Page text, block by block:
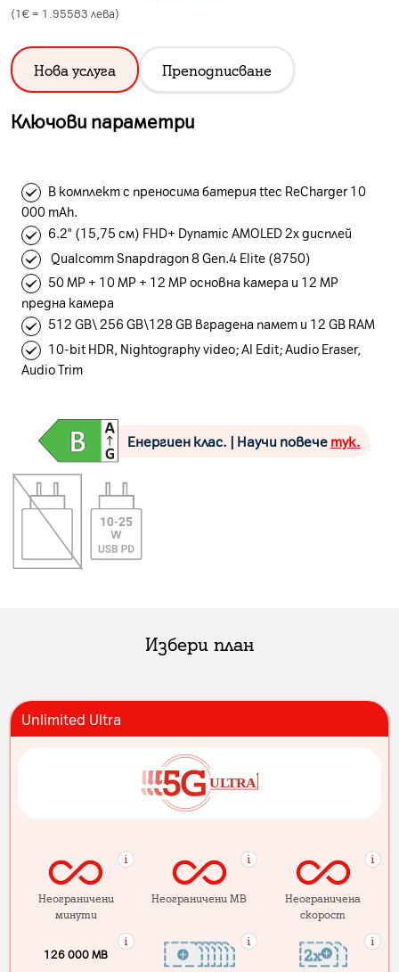
(1€ = 1.95583 лева)
Нова услуга Преподписване
Ключови параметри
В комплект с преносима батерия ttec ReCharger 10
000 mAh.
6.2" (15,75 см) FHD+ Dynamic AMOLED 2x дисплей
Qualcomm Snapdragon 8 Gen.4 Elite (8750)
50 MP + 10 MP + 12 MP основна камера и 12 MP
предна камера
512 GB\ 256 GB\128 GB вградена памет и 12 GB RAM
10-bit HDR, Nightography video; AI Edit; Audio Eraser,
Audio Trim
Енергиен клас. | Научи повече тук.
Избери план
Unlimited Ultra
Неограничени
минути
Неограничени MB
Неограничена
скорост
126 000 MB